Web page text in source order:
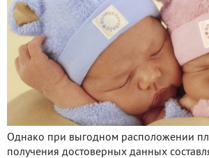
Однако при выгодном расположении
получения достоверных данных